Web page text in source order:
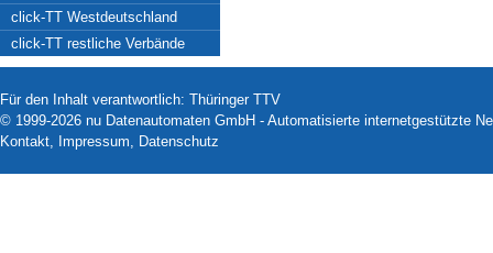
click-TT Westdeutschland
click-TT restliche Verbände
Für den Inhalt verantwortlich: Thüringer TTV
© 1999-2026 nu Datenautomaten GmbH - Automatisierte internetgestützte
Kontakt, Impressum, Datenschutz